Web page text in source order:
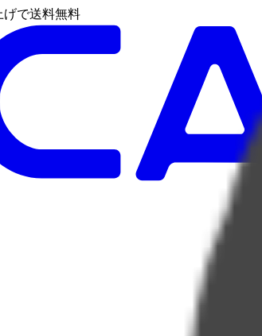
げで送料無料